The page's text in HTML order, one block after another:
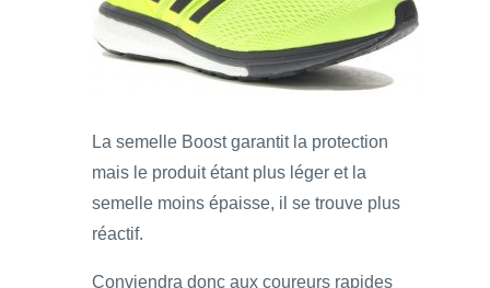
La semelle Boost garantit la protection
mais le produit étant plus léger et la
semelle moins épaisse, il se trouve plus
réactif.
Conviendra donc aux coureurs rapides